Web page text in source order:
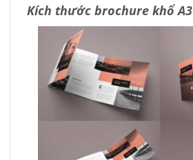
Kích thước brochure khổ A3